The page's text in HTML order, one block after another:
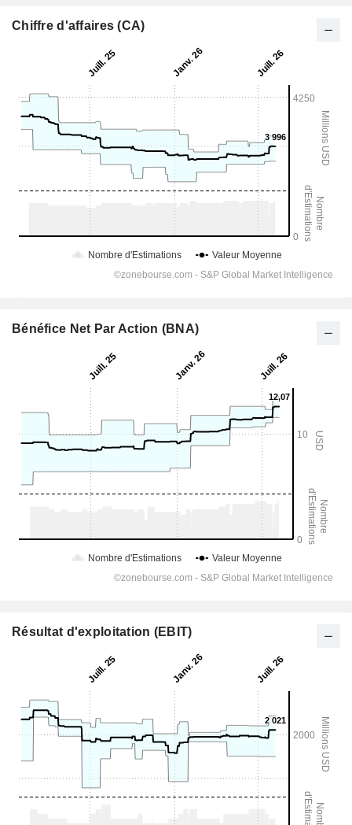
Chiffre d'affaires (CA)
Bénéfice Net Par Action (BNA)
Résultat d'exploitation (EBIT)